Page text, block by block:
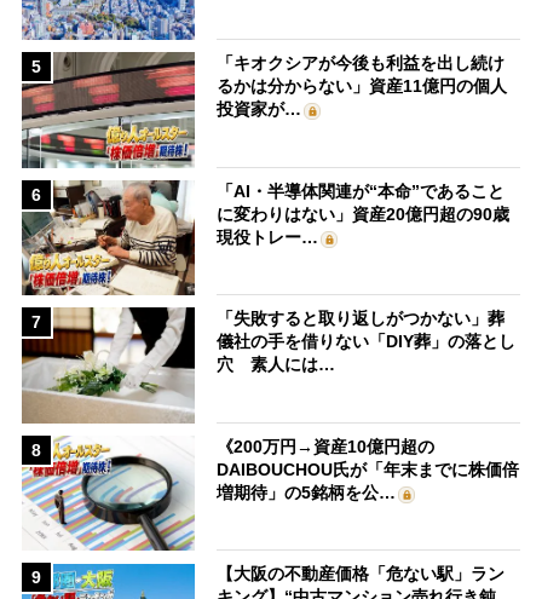
5
「キオクシアが今後も利益を出し続け
るかは分からない」資産11億円の個人
投資家が…
6
「AI・半導体関連が“本命”であること
に変わりはない」資産20億円超の90歳
現役トレー…
7
「失敗すると取り返しがつかない」葬
儀社の手を借りない「DIY葬」の落とし
穴 素人には…
8
《200万円→資産10億円超の
DAIBOUCHOU氏が「年末までに株価倍
増期待」の5銘柄を公…
9
【大阪の不動産価格「危ない駅」ラン